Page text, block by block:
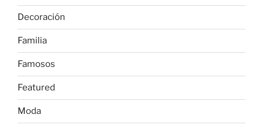
Decoración
Familia
Famosos
Featured
Moda